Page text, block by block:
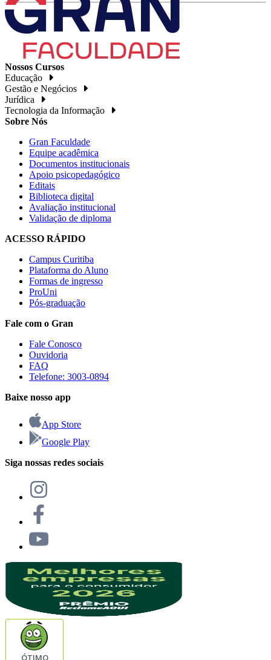
Nossos Cursos
Educação
Gestão e Negócios
Jurídica
Tecnologia da Informação
Sobre Nós
Gran Faculdade
Equipe acadêmica
Documentos institucionais
Apoio psicopedagógico
Editais
Biblioteca digital
Avaliação institucional
Validação de diploma
ACESSO RÁPIDO
Campus Curitiba
Plataforma do Aluno
Formas de ingresso
ProUni
Pós-graduação
Fale com o Gran
Fale Conosco
Ouvidoria
FAQ
Telefone: 3003-0894
Baixe nosso app
App Store
Google Play
Siga nossas redes sociais
ÓTIMO